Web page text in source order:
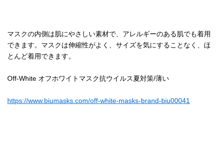
マスクの内側は肌にやさしい素材で、アレルギーのある肌でも着用
できます。マスクは伸縮性がよく、サイズを気にすることなく、ほ
とんど着用できます。
Off-White オフホワイトマスク抗ウイルス夏対策/薄い
https://www.biumasks.com/off-white-masks-brand-biu00041